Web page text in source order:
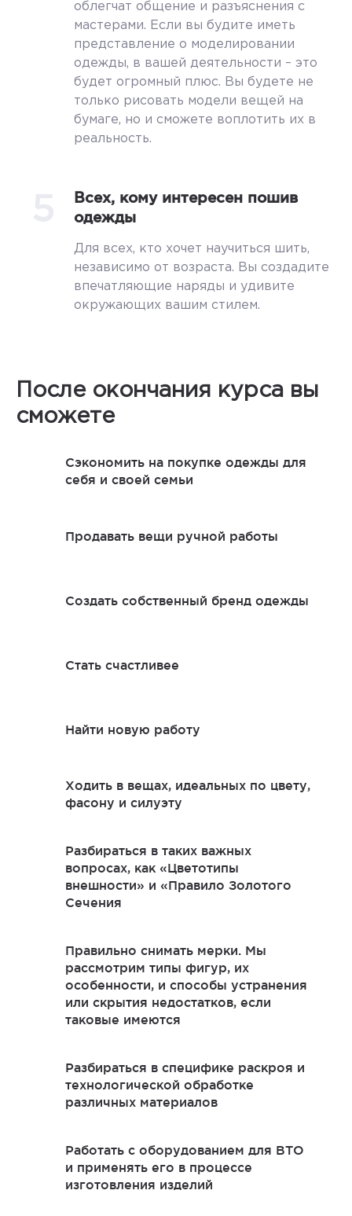
облегчат общение и разъяснения с
мастерами. Если вы будите иметь
представление о моделировании
одежды, в вашей деятельности – это
будет огромный плюс. Вы будете не
только рисовать модели вещей на
бумаге, но и сможете воплотить их в
реальность.
Всех, кому интересен пошив
одежды
Для всех, кто хочет научиться шить,
независимо от возраста. Вы создадите
впечатляющие наряды и удивите
окружающих вашим стилем.
После окончания курса вы
сможете
Сэкономить на покупке одежды для
себя и своей семьи
Продавать вещи ручной работы
Создать собственный бренд одежды
Стать счастливее
Найти новую работу
Ходить в вещах, идеальных по цвету,
фасону и силуэту
Разбираться в таких важных
вопросах, как «Цветотипы
внешности» и «Правило Золотого
Сечения
Правильно снимать мерки. Мы
рассмотрим типы фигур, их
особенности, и способы устранения
или скрытия недостатков, если
таковые имеются
Разбираться в специфике раскроя и
технологической обработке
различных материалов
Работать с оборудованием для ВТО
и применять его в процессе
изготовления изделий